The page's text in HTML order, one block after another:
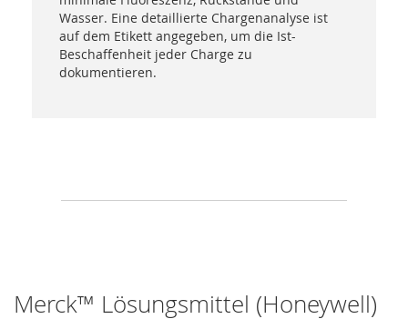
Wasser. Eine detaillierte Chargenanalyse ist
auf dem Etikett angegeben, um die Ist-
Beschaffenheit jeder Charge zu
dokumentieren.
Merck™ Lösungsmittel (Honeywell)